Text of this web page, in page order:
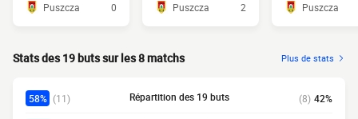
Puszcza
0
Puszcza
2
Puszcza
Stats des 19 buts sur les 8 matchs Plus de stats
58% (11) Répartition des 19 buts (8) 42%